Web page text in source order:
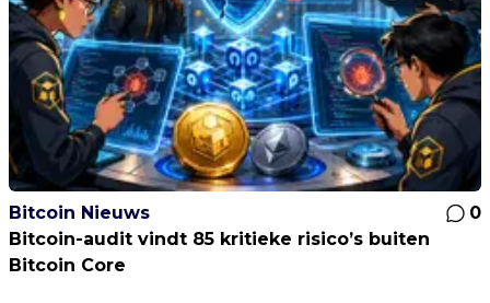
Bitcoin Nieuws
0
Bitcoin-audit vindt 85 kritieke risico’s buiten
Bitcoin Core